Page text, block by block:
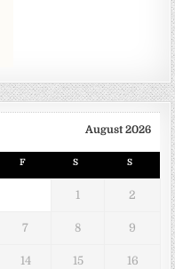
August 2026
F S S
1 2
7 8 9
14 15 16